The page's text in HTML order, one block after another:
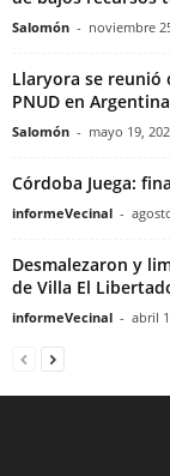
Salomón - noviembre
Llaryora se reunió
PNUD en Argentina
Salomón - mayo 19,
Córdoba Juega:
informeVecinal -
Desmalezaron y
de Villa El
informeVecinal - abril